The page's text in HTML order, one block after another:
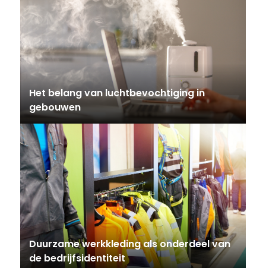
Het belang van luchtbevochtiging in
gebouwen
Duurzame werkkleding als onderdeel van
de bedrijfsidentiteit